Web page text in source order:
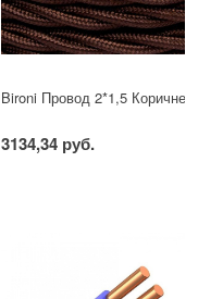
Bironi Провод 2*1,5 Коричневый
3134,34 руб.